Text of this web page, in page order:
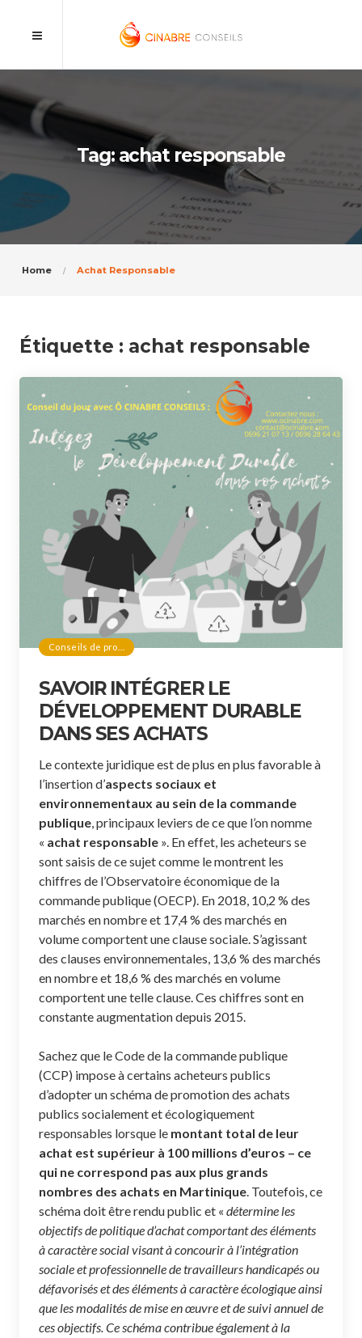
Tag: achat responsable
Home Achat Responsable
Étiquette : achat responsable
Conseils de pro…
SAVOIR INTÉGRER LE
DÉVELOPPEMENT DURABLE
DANS SES ACHATS
Le contexte juridique est de plus en plus favorable à
l’insertion d’aspects sociaux et
environnementaux au sein de la commande
publique, principaux leviers de ce que l’on nomme
« achat responsable ». En effet, les acheteurs se
sont saisis de ce sujet comme le montrent les
chiffres de l’Observatoire économique de la
commande publique (OECP). En 2018, 10,2 % des
marchés en nombre et 17,4 % des marchés en
volume comportent une clause sociale. S’agissant
des clauses environnementales, 13,6 % des marchés
en nombre et 18,6 % des marchés en volume
comportent une telle clause. Ces chiffres sont en
constante augmentation depuis 2015.
Sachez que le Code de la commande publique
(CCP) impose à certains acheteurs publics
d’adopter un schéma de promotion des achats
publics socialement et écologiquement
responsables lorsque le montant total de leur
achat est supérieur à 100 millions d’euros – ce
qui ne correspond pas aux plus grands
nombres des achats en Martinique. Toutefois, ce
schéma doit être rendu public et « détermine les
objectifs de politique d’achat comportant des éléments
à caractère social visant à concourir à l’intégration
sociale et professionnelle de travailleurs handicapés ou
défavorisés et des éléments à caractère écologique ainsi
que les modalités de mise en œuvre et de suivi annuel de
ces objectifs. Ce schéma contribue également à la